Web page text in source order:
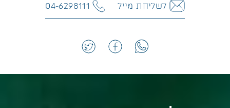
לשליחת מייל
04-6298111